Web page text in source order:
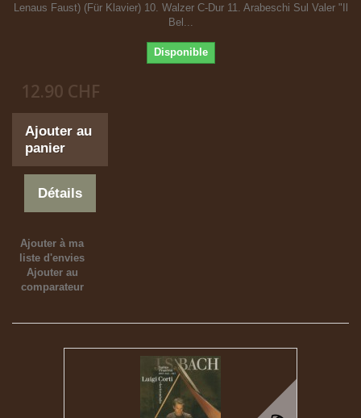
Lenaus Faust) (Für Klavier) 10. Walzer C-Dur 11. Arabeschi Sul Valer "Il
Bel...
Disponible
12.90 CHF
Ajouter au
panier
Détails
Ajouter à ma
liste d'envies
Ajouter au
comparateur